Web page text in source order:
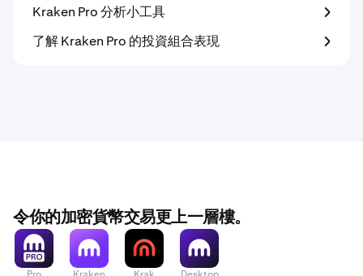
Kraken Pro 分析小工具
了解 Kraken Pro 的投資組合表現
令你的加密貨幣交易更上一層樓。